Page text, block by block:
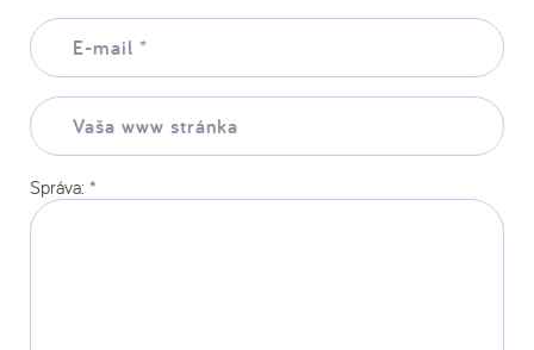
E-
mail:
Vaša
www
stránka:
Správa: *